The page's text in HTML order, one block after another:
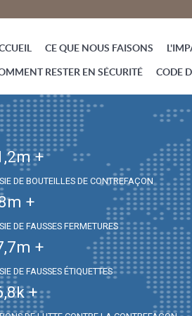
CE QUE NOUS FAISONS
RESTER EN SÉCURITÉ CODE
m +
DE BOUTEILLES DE CONTREFAÇON
m +
DE FAUSSES FERMETURES
m +
DE FAUSSES ÉTIQUETTES
k +